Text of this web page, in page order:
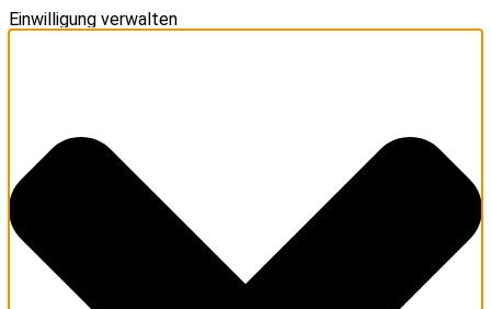
Einwilligung verwalten